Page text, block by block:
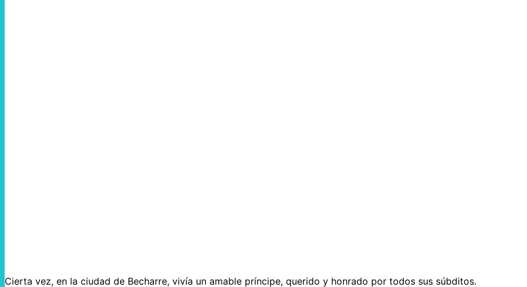
Cierta vez, en la ciudad de Becharre, vivía un amable príncipe, querido y honrado por todos sus súbditos.